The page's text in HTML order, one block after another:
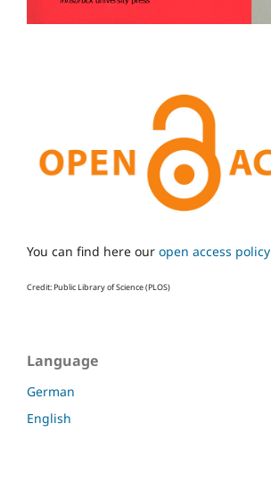
You can find here our open access policy
Credit: Public Library of Science (PLOS)
Language
German
English